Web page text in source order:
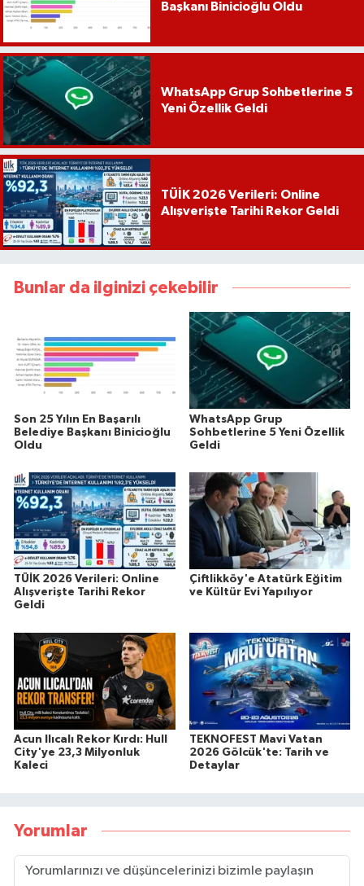
Başkanı Binicioğlu Oldu
WhatsApp Grup Sohbetlerine 5
Yeni Özellik Geldi
TÜİK 2026 Verileri: Online
Alışverişte Tarihi Rekor Geldi
Bunlar da ilginizi çekebilir
Son 25 Yılın En Başarılı
Belediye Başkanı Binicioğlu
Oldu
WhatsApp Grup
Sohbetlerine 5 Yeni Özellik
Geldi
TÜİK 2026 Verileri: Online
Alışverişte Tarihi Rekor
Geldi
Çiftlikköy'e Atatürk Eğitim
ve Kültür Evi Yapılıyor
Acun Ilıcalı Rekor Kırdı: Hull
City'ye 23,3 Milyonluk
Kaleci
TEKNOFEST Mavi Vatan
2026 Gölcük'te: Tarih ve
Detaylar
Yorumlar